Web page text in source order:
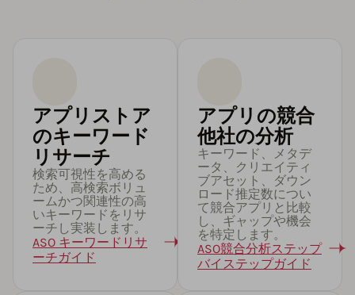
アプリストア
のキーワード
リサーチ
検索可視性を高める
ため、高検索ボリュ
ームかつ関連性の高
いキーワードをリサ
ーチし実装します。
ASO キーワードリサ
ーチガイド
アプリの競合
他社の分析
キーワード、メタデ
ータ、クリエイティ
ブアセット、ダウン
ロード推定数につい
て競合アプリと比較
し、ギャップや機会
を特定します。
ASO競合分析ステップ
バイステップガイド